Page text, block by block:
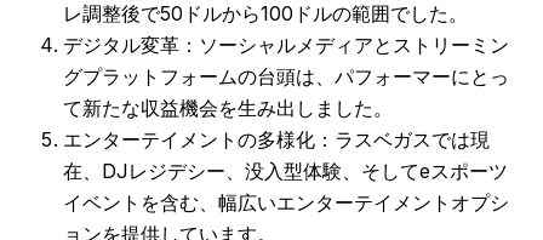
レ調整後で50ドルから100ドルの範囲でした。
デジタル変革：ソーシャルメディアとストリーミン
グプラットフォームの台頭は、パフォーマーにとっ
て新たな収益機会を生み出しました。
エンターテイメントの多様化：ラスベガスでは現
在、DJレジデシー、没入型体験、そしてeスポーツ
イベントを含む、幅広いエンターテイメントオプシ
ョンを提供しています。